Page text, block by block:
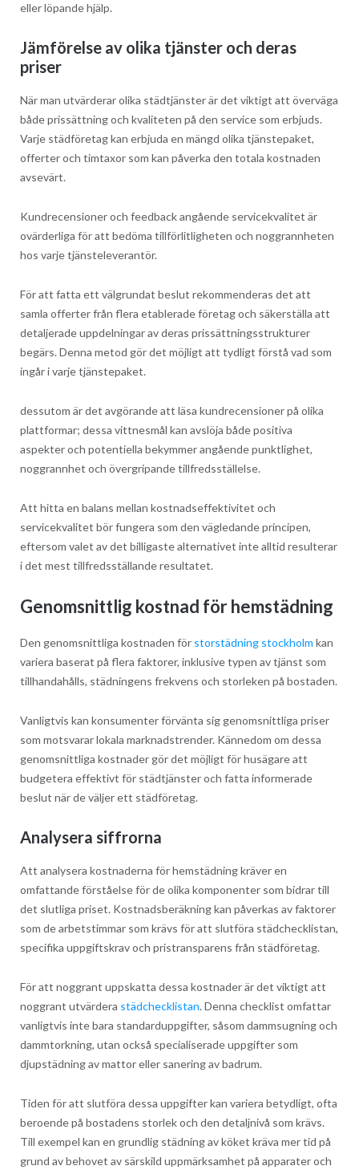
eller löpande hjälp.
Jämförelse av olika tjänster och deras
priser
När man utvärderar olika städtjänster är det viktigt att överväga
både prissättning och kvaliteten på den service som erbjuds.
Varje städföretag kan erbjuda en mängd olika tjänstepaket,
offerter och timtaxor som kan påverka den totala kostnaden
avsevärt.
Kundrecensioner och feedback angående servicekvalitet är
ovärderliga för att bedöma tillförlitligheten och noggrannheten
hos varje tjänsteleverantör.
För att fatta ett välgrundat beslut rekommenderas det att
samla offerter från flera etablerade företag och säkerställa att
detaljerade uppdelningar av deras prissättningsstrukturer
begärs. Denna metod gör det möjligt att tydligt förstå vad som
ingår i varje tjänstepaket.
dessutom är det avgörande att läsa kundrecensioner på olika
plattformar; dessa vittnesmål kan avslöja både positiva
aspekter och potentiella bekymmer angående punktlighet,
noggrannhet och övergripande tillfredsställelse.
Att hitta en balans mellan kostnadseffektivitet och
servicekvalitet bör fungera som den vägledande principen,
eftersom valet av det billigaste alternativet inte alltid resulterar
i det mest tillfredsställande resultatet.
Genomsnittlig kostnad för hemstädning
Den genomsnittliga kostnaden för storstädning stockholm kan
variera baserat på flera faktorer, inklusive typen av tjänst som
tillhandahålls, städningens frekvens och storleken på bostaden.
Vanligtvis kan konsumenter förvänta sig genomsnittliga priser
som motsvarar lokala marknadstrender. Kännedom om dessa
genomsnittliga kostnader gör det möjligt för husägare att
budgetera effektivt för städtjänster och fatta informerade
beslut när de väljer ett städföretag.
Analysera siffrorna
Att analysera kostnaderna för hemstädning kräver en
omfattande förståelse för de olika komponenter som bidrar till
det slutliga priset. Kostnadsberäkning kan påverkas av faktorer
som de arbetstimmar som krävs för att slutföra städchecklistan,
specifika uppgiftskrav och pristransparens från städföretag.
För att noggrant uppskatta dessa kostnader är det viktigt att
noggrant utvärdera städchecklistan. Denna checklist omfattar
vanligtvis inte bara standarduppgifter, såsom dammsugning och
dammtorkning, utan också specialiserade uppgifter som
djupstädning av mattor eller sanering av badrum.
Tiden för att slutföra dessa uppgifter kan variera betydligt, ofta
beroende på bostadens storlek och den detaljnivå som krävs.
Till exempel kan en grundlig städning av köket kräva mer tid på
grund av behovet av särskild uppmärksamhet på apparater och